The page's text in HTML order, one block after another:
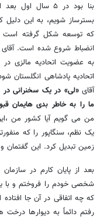
بنا بود در ۵ سال
بسترساز شویم، به این دلیل
که توسعه شکل گرفته است
انضباط شروع شده است. آقای
به عضویت اتحادیه مالزی
اتحادیه پادشاهی انگلستان
آقای
ما را به خاطر بدی هایمان
من می گویم آیا کشور من
یک نظم، سنگاپور را که
زمین تبدیل کرد. این گفتمان
بعد از پایان کارم در
شخصی خودم را فروختم و با
که چه اتفاقی در آن جا
رفتم دائماً به دیوارها